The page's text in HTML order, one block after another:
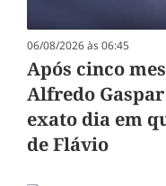
06/08/2026 às 06:45
Após cinco
Alfredo
exato dia em
de Flávio